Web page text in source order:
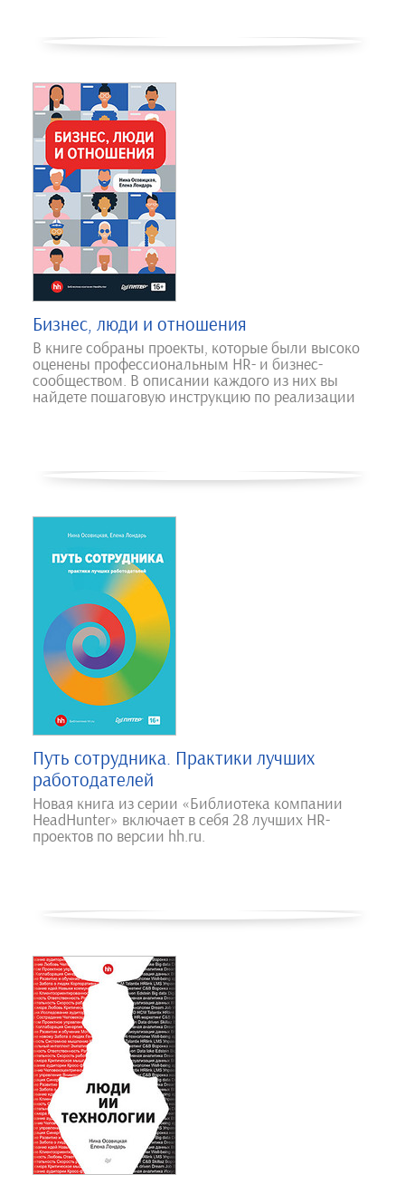
Бизнес, люди и отношения
В книге собраны проекты, которые были высоко
оценены профессиональным HR- и бизнес-
сообществом. В описании каждого из них вы
найдете пошаговую инструкцию по реализации
Путь сотрудника. Практики лучших
работодателей
Новая книга из серии «Библиотека компании
HeadHunter» включает в себя 28 лучших HR-
проектов по версии hh.ru.